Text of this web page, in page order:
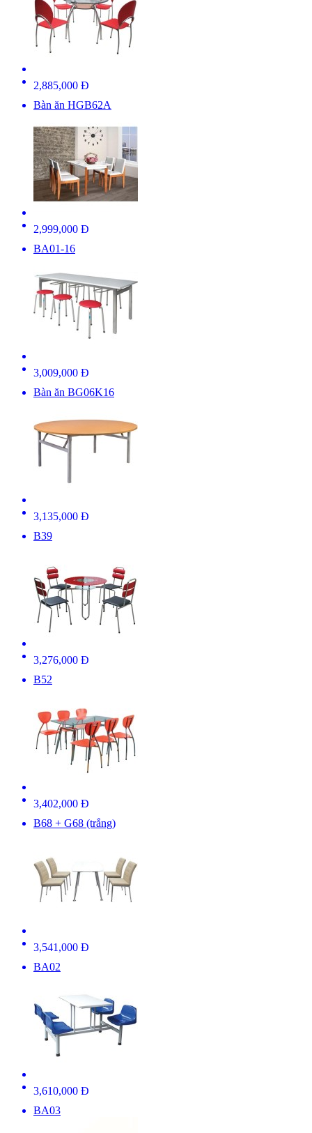
2,885,000 Đ
Bàn ăn HGB62A
2,999,000 Đ
BA01-16
3,009,000 Đ
Bàn ăn BG06K16
3,135,000 Đ
B39
3,276,000 Đ
B52
3,402,000 Đ
B68 + G68 (trắng)
3,541,000 Đ
BA02
3,610,000 Đ
BA03